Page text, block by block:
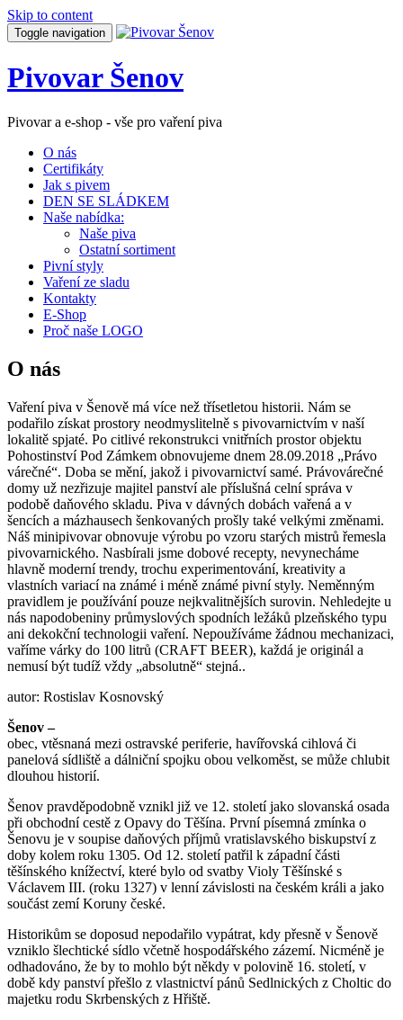
Skip to content
Toggle navigation
Pivovar Šenov
Pivovar a e-shop - vše pro vaření piva
O nás
Certifikáty
Jak s pivem
DEN SE SLÁDKEM
Naše nabídka:
Naše piva
Ostatní sortiment
Pivní styly
Vaření ze sladu
Kontakty
E-Shop
Proč naše LOGO
O nás
Vaření piva v Šenově má více než třísetletou historii. Nám se
podařilo získat prostory neodmyslitelně s pivovarnictvím v naší
lokalitě spjaté. Po citlivé rekonstrukci vnitřních prostor objektu
Pohostinství Pod Zámkem obnovujeme dnem 28.09.2018 „Právo
várečné“. Doba se mění, jakož i pivovarnictví samé. Právovárečné
domy už nezřizuje majitel panství ale příslušná celní správa v
podobě daňového skladu. Piva v dávných dobách vařená a v
šencích a mázhausech šenkovaných prošly také velkými změnami.
Náš minipivovar obnovuje výrobu po vzoru starých mistrů řemesla
pivovarnického. Nasbírali jsme dobové recepty, nevynecháme
hlavně moderní trendy, trochu experimentování, kreativity a
vlastních variací na známé i méně známé pivní styly. Neměnným
pravidlem je používání pouze nejkvalitnějších surovin. Nehledejte u
nás napodobeniny průmyslových spodních ležáků plzeňského typu
ani dekokční technologii vaření. Nepoužíváme žádnou mechanizaci,
vaříme várky do 100 litrů (CRAFT BEER), každá je originál a
nemusí být tudíž vždy „absolutně“ stejná..
autor: Rostislav Kosnovský
Šenov –
obec, vtěsnaná mezi ostravské periferie, havířovská cihlová či
panelová sídliště a dálniční spojku obou velkoměst, se může chlubit
dlouhou historií.
Šenov pravděpodobně vznikl již ve 12. století jako slovanská osada
při obchodní cestě z Opavy do Těšína. První písemná zmínka o
Šenovu je v soupise daňových příjmů vratislavského biskupství z
doby kolem roku 1305. Od 12. století patřil k západní části
těšínského knížectví, které bylo od svatby Violy Těšínské s
Václavem III. (roku 1327) v lenní závislosti na českém králi a jako
součást zemí Koruny české.
Historikům se doposud nepodařilo vypátrat, kdy přesně v Šenově
vzniklo šlechtické sídlo včetně hospodářského zázemí. Nicméně je
odhadováno, že by to mohlo být někdy v polovině 16. století, v
době kdy panství přešlo z vlastnictví pánů Sedlnických z Choltic do
majetku rodu Skrbenských z Hřiště.